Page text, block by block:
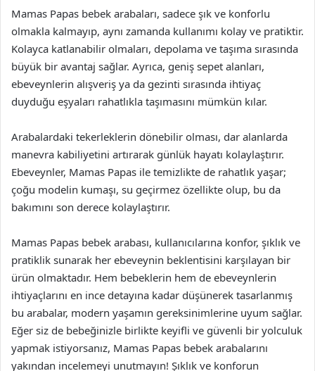
Mamas Papas bebek arabaları, sadece şık ve konforlu
olmakla kalmayıp, aynı zamanda kullanımı kolay ve pratiktir.
Kolayca katlanabilir olmaları, depolama ve taşıma sırasında
büyük bir avantaj sağlar. Ayrıca, geniş sepet alanları,
ebeveynlerin alışveriş ya da gezinti sırasında ihtiyaç
duyduğu eşyaları rahatlıkla taşımasını mümkün kılar.
Arabalardaki tekerleklerin dönebilir olması, dar alanlarda
manevra kabiliyetini artırarak günlük hayatı kolaylaştırır.
Ebeveynler, Mamas Papas ile temizlikte de rahatlık yaşar;
çoğu modelin kumaşı, su geçirmez özellikte olup, bu da
bakımını son derece kolaylaştırır.
Mamas Papas bebek arabası, kullanıcılarına konfor, şıklık ve
pratiklik sunarak her ebeveynin beklentisini karşılayan bir
ürün olmaktadır. Hem bebeklerin hem de ebeveynlerin
ihtiyaçlarını en ince detayına kadar düşünerek tasarlanmış
bu arabalar, modern yaşamın gereksinimlerine uyum sağlar.
Eğer siz de bebeğinizle birlikte keyifli ve güvenli bir yolculuk
yapmak istiyorsanız, Mamas Papas bebek arabalarını
yakından incelemeyi unutmayın! Şıklık ve konforun